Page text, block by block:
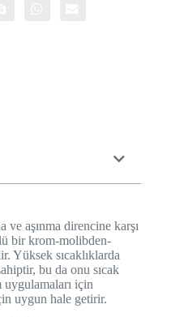
ve aşınma direncine karşı
bir krom-molibden-
Yüksek sıcaklıklarda
bu da onu sıcak
için
uygun hale getirir.